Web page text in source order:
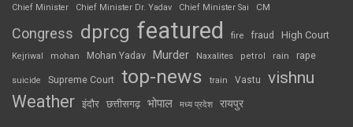
Chief Minister
Chief Minister Dr. Yadav Chief Minister Sai CM
Congress dprcg featured fire fraud High Court
Kejriwal mohan Mohan Yadav Murder Naxalites petrol rain rape
suicide Supreme Court top-news train Vastu vishnu
Weather इंदौर छत्तीसगढ़ भोपाल मध्य प्रदेश रायपुर